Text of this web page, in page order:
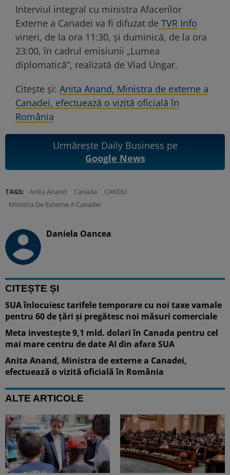
Interviul integral cu ministra Afacerilor
Externe a Canadei va fi difuzat de TVR Info
vineri, de la ora 11:30, și duminică, de la ora
23:00, în cadrul emisiunii „Lumea
diplomatică”, realizată de Vlad Ungar.
Citește și: Anita Anand, Ministra de externe a
Canadei, efectuează o vizită oficială în
România
Urmărește Daily Business pe
Google News
TAGS: Anita Anand Canada
CANDU
Ministra De Externe A Canadei
Daniela Oancea
CITEȘTE ȘI
SUA înlocuiesc tarifele temporare cu noi taxe vamale
pentru 60 de țări și pregătesc noi măsuri comerciale
Meta investește 9,1 mld. dolari în Canada pentru cel
mai mare centru de date AI din afara SUA
Anita Anand, Ministra de externe a Canadei,
efectuează o vizită oficială în România
ALTE ARTICOLE